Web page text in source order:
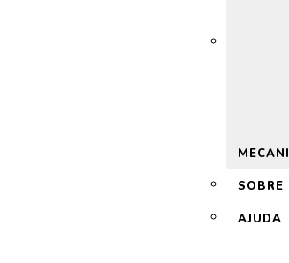
SOBRE
AJUDA